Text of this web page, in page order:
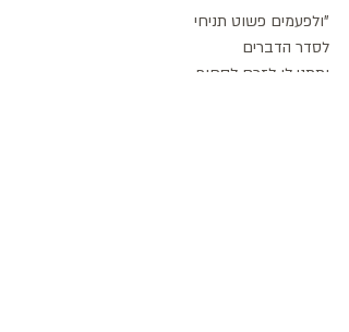
"ולפעמים פשוט תניחי
לסדר הדברים
ותתני לו לזרם לסחוף